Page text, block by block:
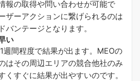
報の取得や問い合わせが可能で
ザーアクションに繋げられるのは
バンテージとなります。
い
週間程度で結果が出ます。MEOの
はその周辺エリアの競合他社のみ
くすぐに結果が出やすいのです。